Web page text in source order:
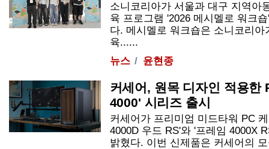
소니코리아가 서울과 대구 지역아
육 프로그램 '2026 메시멜로 워크
다. 메시멜로 워크숍은 소니코리
육......
뉴스
윤현종
커세어, 원목 디자인 적용한
4000' 시리즈 출시
커세어가 프리미엄 미드타워 PC
4000D 우드 RS'와 '프레임 4000X
밝혔다. 이번 신제품은 커세어의